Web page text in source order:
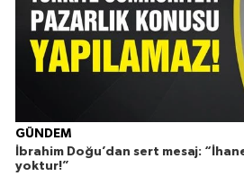
GÜNDEM
İbrahim Doğu’dan sert mesaj:
yoktur!”